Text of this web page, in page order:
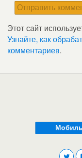
Этот сайт
Узнайте, как
комментариев.